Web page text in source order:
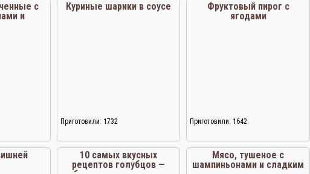
с
и
Куриные шарики в соусе
Приготовили: 1732
Фруктовый пирог с
ягодами
Приготовили: 1642
10 самых вкусных
рецептов голубцов —
Мясо, тушеное с
шампиньонами и сладким